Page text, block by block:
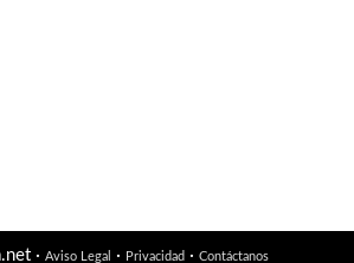
· Aviso Legal · Privacidad· Contáctanos